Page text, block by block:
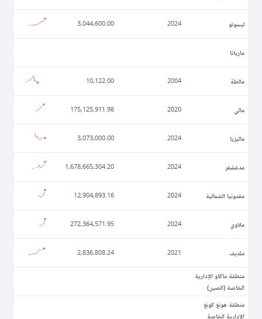
ليسوتو 2024
3,044,600.00
ماريانا
مالطة 2004
10,122.00
مالي 2020
175,125,911.98
ماليزيا 2024
3,073,000.00
مدغشقر 2024
1,678,665,304.20
مقدونيا الشمالية 2024
12,904,893.16
ملاوي 2024
272,364,571.95
ملديف 2021
2,836,808.24
منطقة ماكاو الإدارية
الخاصة (الصين)
منطقة هونغ كونغ
الإدارية الخاصة